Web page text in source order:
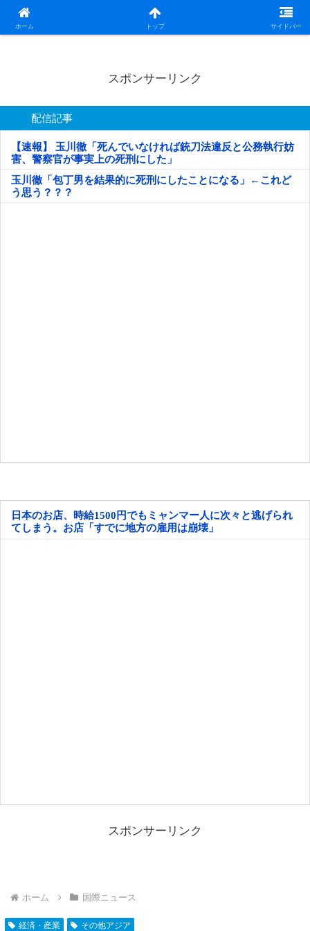
ホーム トップ サイドバー
日本第一！ニュース録
スポンサーリンク
配信記事
【速報】 玉川徹「死んでいなければ銃刀法違反と公務執行妨
害、警察官が事実上の死刑にした」
玉川徹「包丁男を結果的に死刑にしたことになる」←これど
う思う？？？
日本のお店、時給1500円でもミャンマー人に次々と逃げられ
てしまう。お店「すでに地方の雇用は崩壊」
スポンサーリンク
ホーム 国際ニュース
経済・産業 その他アジア